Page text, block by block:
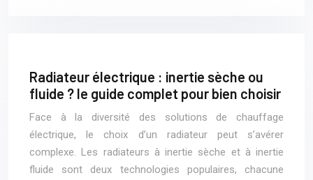
Radiateur électrique : inertie sèche ou
fluide ? le guide complet pour bien choisir
Face à la diversité des solutions de chauffage
électrique, le choix d’un radiateur peut s’avérer
complexe. Les radiateurs à inertie sèche et à inertie
fluide sont deux technologies populaires, chacune